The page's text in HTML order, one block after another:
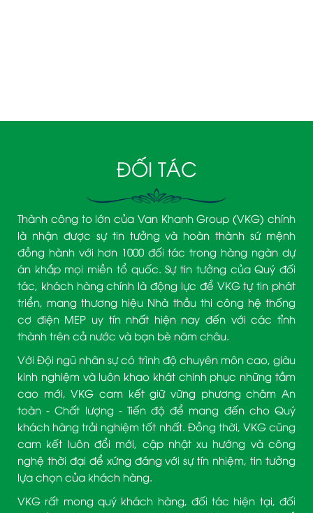
ĐỐI TÁC
Thành công to lớn của Van Khanh Group (VKG) chính
là nhận được sự tin tưởng và hoàn thành sứ mệnh
đồng hành với hơn 1000 đối tác trong hàng ngàn dự
án khắp mọi miền tổ quốc. Sự tin tưởng của Quý đối
tác, khách hàng chính là động lực để VKG tự tin phát
triển, mang thương hiệu Nhà thầu thi công hệ thống
cơ điện MEP uy tín nhất hiện nay đến với các tỉnh
thành trên cả nước và bạn bè năm châu.
Với Đội ngũ nhân sự có trình độ chuyên môn cao, giàu
kinh nghiệm và luôn khao khát chinh phục những tầm
cao mới, VKG cam kết giữ vững phương châm An
toàn - Chất lượng - Tiến độ để mang đến cho Quý
khách hàng trải nghiệm tốt nhất. Đồng thời, VKG cũng
cam kết luôn đổi mới, cập nhật xu hướng và công
nghệ thời đại để xứng đáng với sự tín nhiệm, tin tưởng
lựa chọn của khách hàng.
VKG rất mong quý khách hàng, đối tác hiện tại, đối